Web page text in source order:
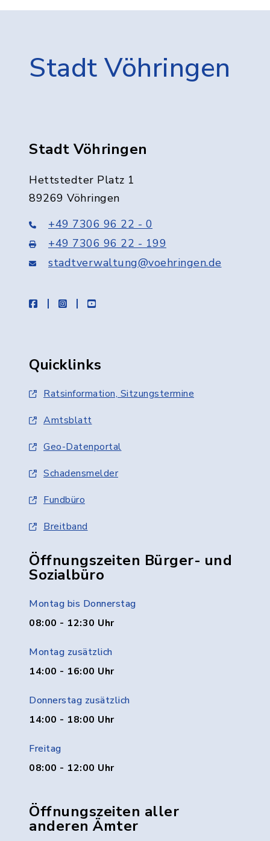
Stadt Vöhringen
Stadt Vöhringen
Hettstedter Platz 1
89269 Vöhringen
+49 7306 96 22 - 0
+49 7306 96 22 - 199
stadtverwaltung@voehringen.de
facebookinstagramyoutube
Quicklinks
Ratsinformation, Sitzungstermine
Amtsblatt
Geo-Datenportal
Schadensmelder
Fundbüro
Breitband
Öffnungszeiten Bürger- und
Sozialbüro
Montag bis Donnerstag
08:00 - 12:30 Uhr
Montag zusätzlich
14:00 - 16:00 Uhr
Donnerstag zusätzlich
14:00 - 18:00 Uhr
Freitag
08:00 - 12:00 Uhr
Öffnungszeiten aller
anderen Ämter